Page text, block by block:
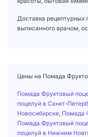
Доставка рецептурных
выписанного врачом,
Цены на Помада
Помада Фруктовый
поцелуй в Санкт-
Новосибирске Помада
Помада Фруктовый
поцелуй в Нижнем